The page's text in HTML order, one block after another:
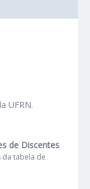
UFRN.
de Discentes
da tabela de